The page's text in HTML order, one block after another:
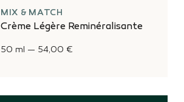
MIX & MATCH
Crème Légère Reminéralisante
50 ml — 54,00 €